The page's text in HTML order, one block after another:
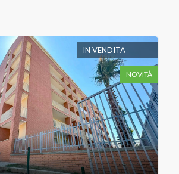
IN VENDITA
NOVITÀ